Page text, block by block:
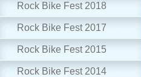
Rock Bike Fest 2018
Rock Bike Fest 2017
Rock Bike Fest 2015
Rock Bike Fest 2014